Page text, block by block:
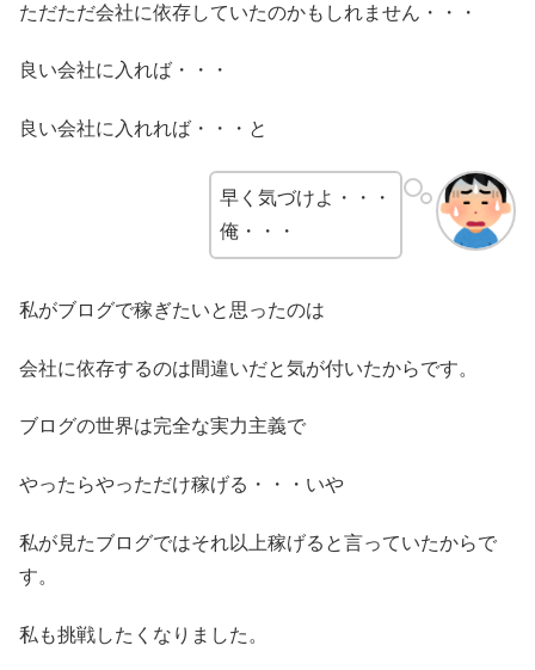
ただただ会社に依存していたのかもしれません・・・
良い会社に入れば・・・
良い会社に入れれば・・・と
早く気づけよ・・・
俺・・・
私がブログで稼ぎたいと思ったのは
会社に依存するのは間違いだと気が付いたからです。
ブログの世界は完全な実力主義で
やったらやっただけ稼げる・・・いや
私が見たブログではそれ以上稼げると言っていたからで
す。
私も挑戦したくなりました。